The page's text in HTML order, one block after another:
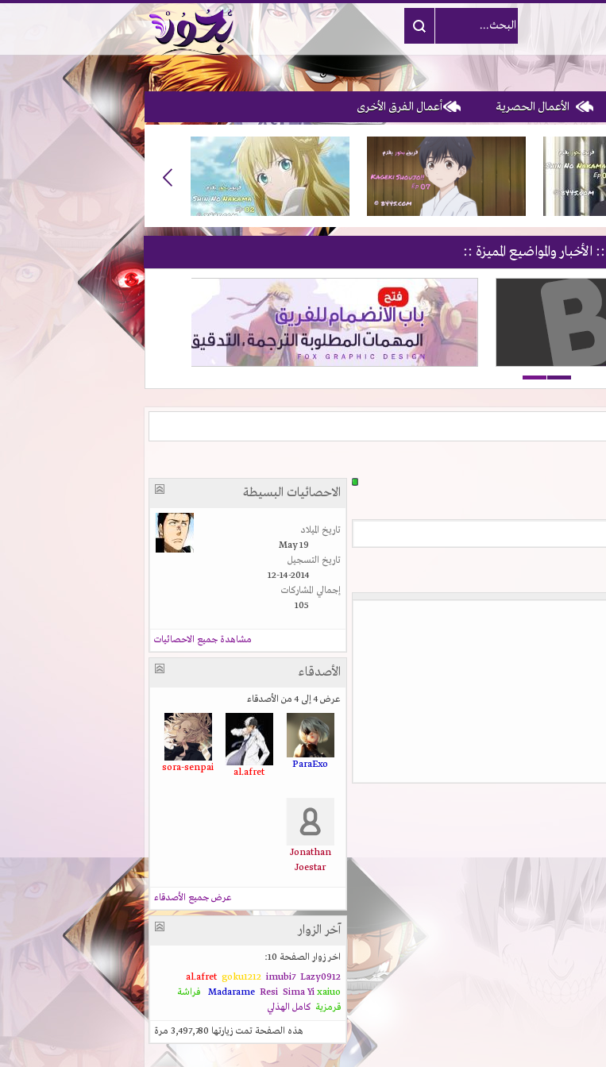
الأعمال الحصرية أعمال الفرق الأخرى
1, 2, 3 & 4of 10
:: الأخبار والمواضيع المميزة ::
الاحصائيات البسيطة
تاريخ الميلاد
May 19
تاريخ التسجيل
12-14-2014
إجمالي المشاركات
105
مشاهدة جميع الاحصائيات
الأصدقاء
عرض 4 إلى 4 من الأصدقاء
ParaExo
al.afret
sora-senpai
Jonathan
Joestar
عرض جميع الأصدقاء
آخر الزوار
اخر زوار الصفحة 10:
al.afret goku1212 imubi7 Lazy0912
Madarame Resi Sima Yixaiuo
فراشة
قرمزية كامل الهذلي
هذه الصفحة تمت زيارتها 3,497,780 مرة